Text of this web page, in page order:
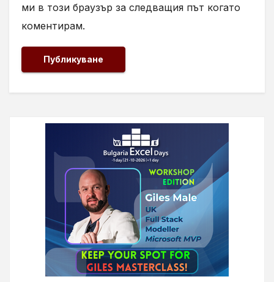
ми в този браузър за следващия път когато
коментирам.